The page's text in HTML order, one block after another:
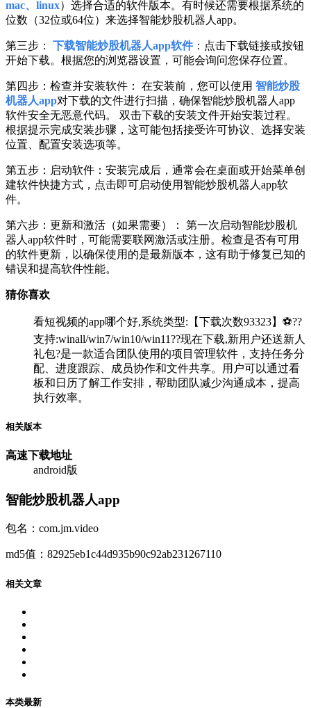
mac、linux）选择合适的软件版本。有时候还需要根据系统的
位数（32位或64位）来选择智能炒股机器人app。
第三步： 下载智能炒股机器人app软件：点击下载链接或按钮
开始下载。根据您的浏览器设置，可能会询问您保存位置。
第四步：检查并安装软件： 在安装前，您可以使用 智能炒股
机器人app对下载的文件进行扫描，确保智能炒股机器人app
软件安全无恶意代码。 双击下载的安装文件开始安装过程。
根据提示完成安装步骤，这可能包括接受许可协议、选择安装
位置、配置安装选项等。
第五步：启动软件：安装完成后，通常会在桌面或开始菜单创
建软件快捷方式，点击即可启动使用智能炒股机器人app软
件。
第六步：更新和激活（如果需要）： 第一次启动智能炒股机
器人app软件时，可能需要联网激活或注册。检查是否有可用
的软件更新，以确保使用的是最新版本，这有助于修复已知的
错误和提高软件性能。
猜你喜欢
看短视频的app哪个好,系统类型:【下载次数93323】⚽??
支持:winall/win7/win10/win11??现在下载,新用户还送新人
礼包?是一款适合团队使用的项目管理软件，支持任务分
配、进度跟踪、成员协作和文件共享。用户可以通过看
板和日历了解工作安排，帮助团队减少沟通成本，提高
执行效率。
相关版本
高速下载地址
android版
智能炒股机器人app
包名：com.jm.video
md5值：82925eb1c44d935b90c92ab231267110
相关文章
本类最新